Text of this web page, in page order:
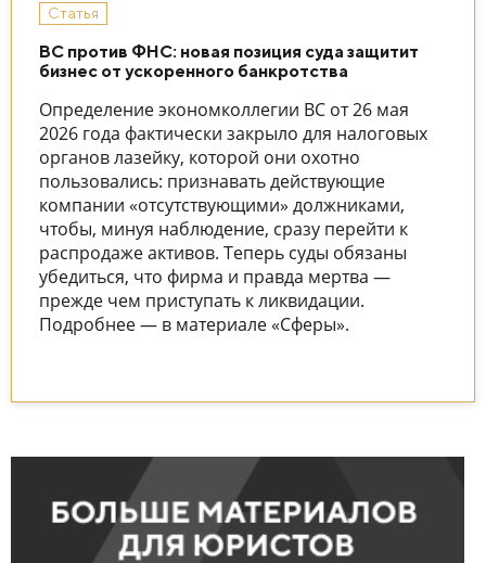
Статья
ВС против ФНС: новая позиция суда защитит
бизнес от ускоренного банкротства
Определение экономколлегии ВС от 26 мая
2026 года фактически закрыло для налоговых
органов лазейку, которой они охотно
пользовались: признавать действующие
компании «отсутствующими» должниками,
чтобы, минуя наблюдение, сразу перейти к
распродаже активов. Теперь суды обязаны
убедиться, что фирма и правда мертва —
прежде чем приступать к ликвидации.
Подробнее — в материале «Сферы».